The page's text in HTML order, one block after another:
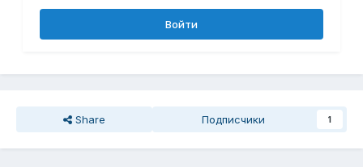
Войти
Share Подписчики 1